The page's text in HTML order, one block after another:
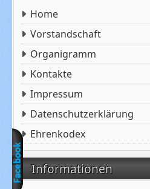
Home
Vorstandschaft
Organigramm
Kontakte
Impressum
Datenschutzerklärung
Ehrenkodex
Informationen